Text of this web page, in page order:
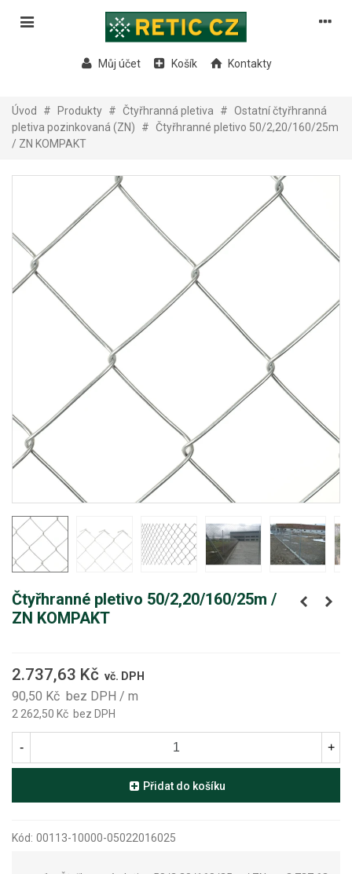
Můj účet Košík Kontakty
Úvod # Produkty # Čtyřhranná pletiva # Ostatní čtyřhranná
pletiva pozinkovaná (ZN)
#
Čtyřhranné pletivo 50/2,20/160/25m
/ ZN KOMPAKT
Čtyřhranné pletivo 50/2,20/160/25m /
ZN KOMPAKT
2.737,63 Kč vč. DPH
90,50 Kč bez DPH / m
2 262,50 Kč bez DPH
- +
Přidat do košíku
Kód: 00113-10000-05022016025